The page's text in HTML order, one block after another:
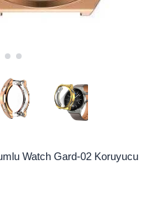
Watch Gard-02 Koruyucu